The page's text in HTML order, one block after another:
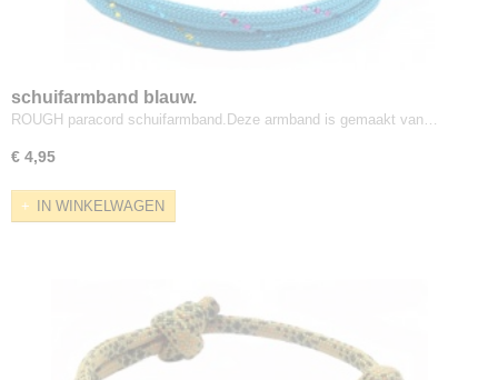
schuifarmband blauw.
ROUGH paracord schuifarmband.Deze armband is gemaakt van…
€ 4,95
IN WINKELWAGEN